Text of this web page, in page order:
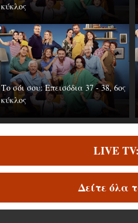
κύκλος
Το σόι σου: Επεισόδια 37 - 38, 6ος
κύκλος
LIVE
Δείτε όλα